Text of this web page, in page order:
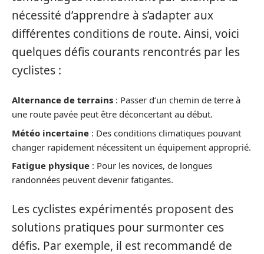
nécessité d’apprendre à s’adapter aux
différentes conditions de route. Ainsi, voici
quelques défis courants rencontrés par les
cyclistes :
Alternance de terrains : Passer d’un chemin de terre à
une route pavée peut être déconcertant au début.
Météo incertaine : Des conditions climatiques pouvant
changer rapidement nécessitent un équipement approprié.
Fatigue physique : Pour les novices, de longues
randonnées peuvent devenir fatigantes.
Les cyclistes expérimentés proposent des
solutions pratiques pour surmonter ces
défis. Par exemple, il est recommandé de